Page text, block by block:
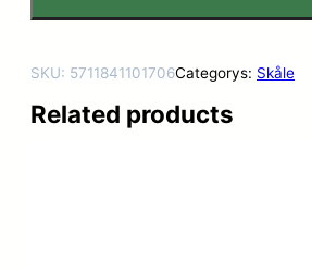
SKU: 5711841101706Categorys: Skåle
Related products